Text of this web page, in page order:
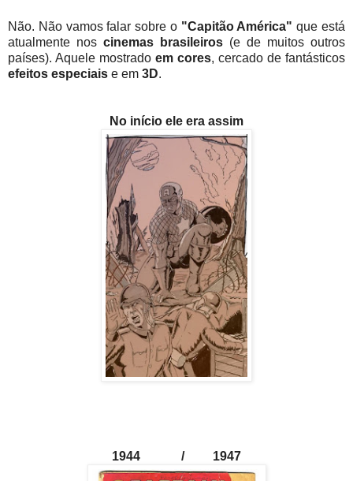
Não. Não vamos falar sobre o "Capitão América" que está
atualmente nos cinemas brasileiros (e de muitos outros
países). Aquele mostrado em cores, cercado de fantásticos
efeitos especiais e em 3D.
No início ele era assim
1944 / 1947